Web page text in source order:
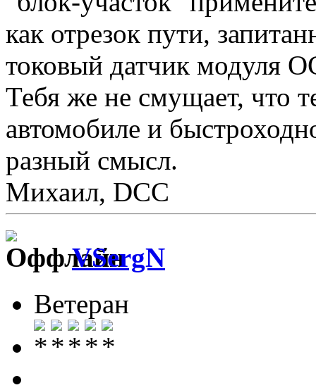
как отрезок пути,
токовый датчик модуля
Тебя же не смущает, что
автомобиле и
разный смысл.
Михаил, DCC
VSergN
Ветеран